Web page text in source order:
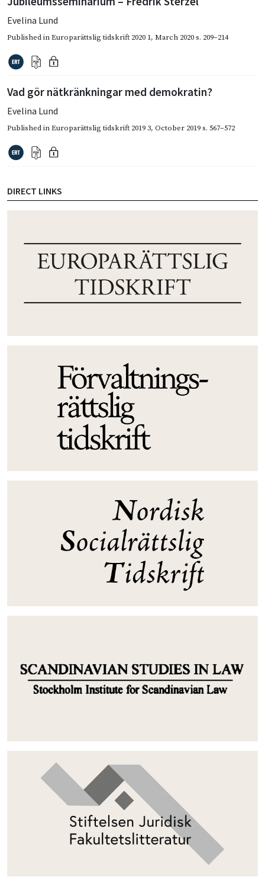
Evelina Lund
Published inEuroparättslig tidskrift 2020 1, March 2020s. 209–214
Vad gör nätkränkningar med demokratin?
Evelina Lund
Published inEuroparättslig tidskrift 2019 3, October 2019s. 567–572
DIRECT LINKS